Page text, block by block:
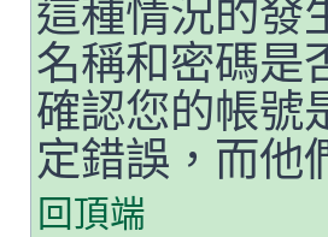
這種情況的發
名稱和密碼是
確認您的帳號
定錯誤，而他
回頂端